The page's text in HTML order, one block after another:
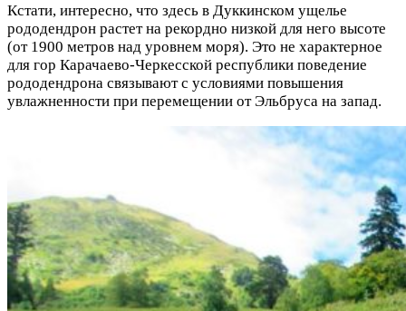
Кстати, интересно, что здесь в Дуккинском ущелье
рододендрон растет на рекордно низкой для него высоте
(от 1900 метров над уровнем моря). Это не характерное
для гор Карачаево-Черкесской республики поведение
рододендрона связывают с условиями повышения
увлажненности при перемещении от Эльбруса на запад.